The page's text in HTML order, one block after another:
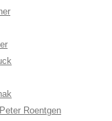
Roentgen